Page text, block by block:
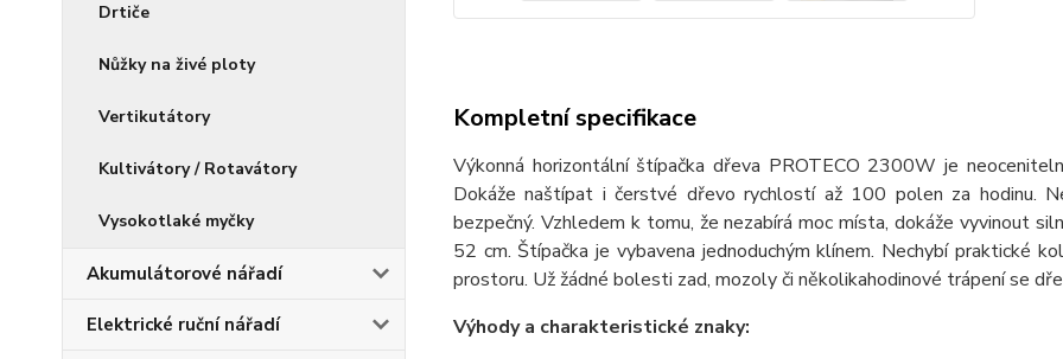
Drtiče
Nůžky na živé ploty
Vertikutátory
Kultivátory / Rotavátory
Vysokotlaké myčky
Akumulátorové nářadí
Elektrické ruční nářadí
Kompletní specifikace
Výkonná horizontální štípačka dřeva PROTECO 2300W je
Dokáže naštípat i čerstvé dřevo rychlostí až 100 polen za hodinu.
bezpečný. Vzhledem k tomu, že nezabírá moc místa, dokáže vyvinout
52 cm. Štípačka je vybavena jednoduchým klínem. Nechybí praktické
prostoru. Už žádné bolesti zad, mozoly či několikahodinové trápení se
Výhody a charakteristické znaky: